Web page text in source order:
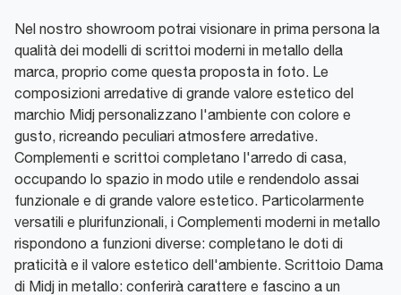
Nel nostro showroom potrai visionare in prima persona la
qualità dei modelli di scrittoi moderni in metallo della
marca, proprio come questa proposta in foto. Le
composizioni arredative di grande valore estetico del
marchio Midj personalizzano l'ambiente con colore e
gusto, ricreando peculiari atmosfere arredative.
Complementi e scrittoi completano l'arredo di casa,
occupando lo spazio in modo utile e rendendolo assai
funzionale e di grande valore estetico. Particolarmente
versatili e plurifunzionali, i Complementi moderni in metallo
rispondono a funzioni diverse: completano le doti di
praticità e il valore estetico dell'ambiente. Scrittoio Dama
di Midj in metallo: conferirà carattere e fascino a un